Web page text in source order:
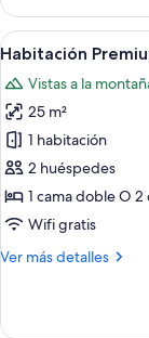
triple
Premium
(View)
Abrir
todas
las
fotos
de
Habitación
Premium
doble
(View)
6
Habitación
Vistas a la
25 m²
1 habitación
2 huéspedes
1 cama doble O
Wifi gratis
Ver más detalles
Más
Premium